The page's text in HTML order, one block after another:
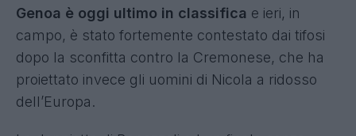
Genoa è oggi ultimo in classifica e ieri, in
campo, è stato fortemente contestato dai tifosi
dopo la sconfitta contro la Cremonese, che ha
proiettato invece gli uomini di Nicola a ridosso
dell’Europa.